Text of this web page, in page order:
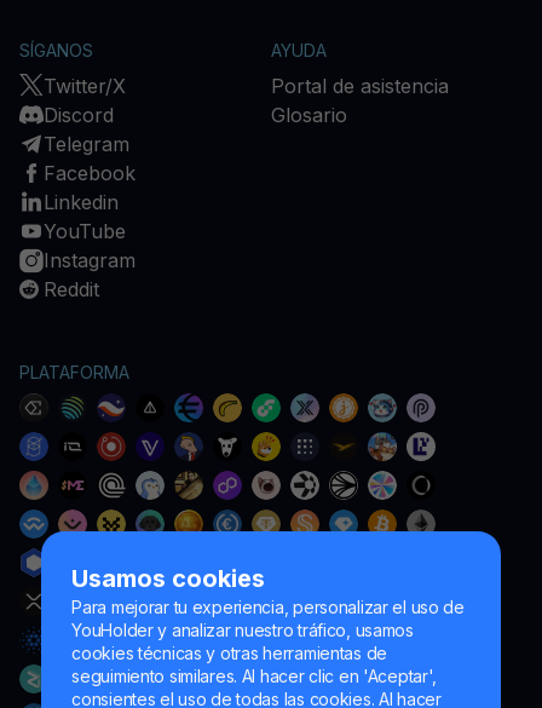
Usamos cookies
Para mejorar tu experiencia, personalizar el uso de
YouHolder y analizar nuestro tráfico, usamos
cookies técnicas y otras herramientas de
seguimiento similares. Al hacer clic en 'Aceptar',
consientes el uso de todas las cookies. Al hacer
SÍGANOS
Twitter/X
Discord
Telegram
Facebook
Linkedin
YouTube
Instagram
Reddit
AYUDA
Portal de asistencia
Glosario
PLATAFORMA